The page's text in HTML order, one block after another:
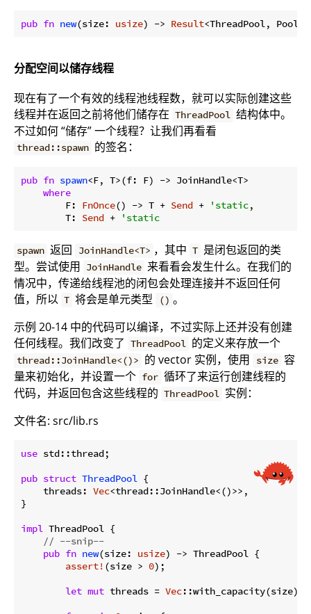
pub fn new(size: usize) -> Result<ThreadPool,
分配空间以储存线程
现在有了一个有效的线程池线程数，就可以实际创建这些
线程并在返回之前将他们储存在 ThreadPool 结构体中。
不过如何 “储存” 一个线程？让我们再看看
thread::spawn 的签名：
pub fn spawn<F, T>(f: F) -> JoinHandle<T>
where
        F:
FnOnce() -> T + Send + 'static,
        T:
Send + 'static
spawn 返回 JoinHandle<T> ，其中 T 是闭包返回的类
型。尝试使用 JoinHandle 来看看会发生什么。在我们的
情况中，传递给线程池的闭包会处理连接并不返回任何
值，所以 T 将会是单元类型 () 。
示例 20-14 中的代码可以编译，不过实际上还并没有创建
任何线程。我们改变了 ThreadPool 的定义来存放一个
thread::JoinHandle<()> 的 vector 实例，使用 size 容
量来初始化，并设置一个 for 循环了来运行创建线程的
代码，并返回包含这些线程的 ThreadPool 实例：
文件名: src/lib.rs
use std::thread;
pub struct ThreadPool {
    threads:
Vec<thread::JoinHandle<()>>,
}
impl ThreadPool {
// --snip--
pub fn new(size: usize) -> ThreadPool {
assert! (size > 0);
let mut threads = Vec::with_capacity(size);